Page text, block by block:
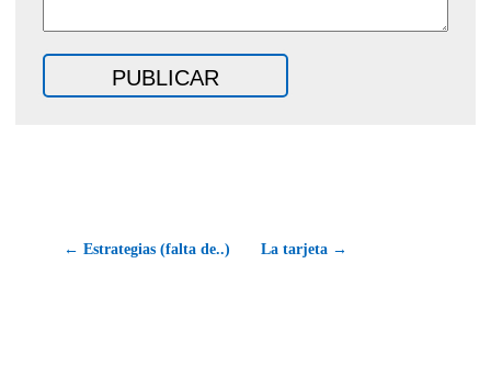
← Estrategias (falta de..) La tarjeta →